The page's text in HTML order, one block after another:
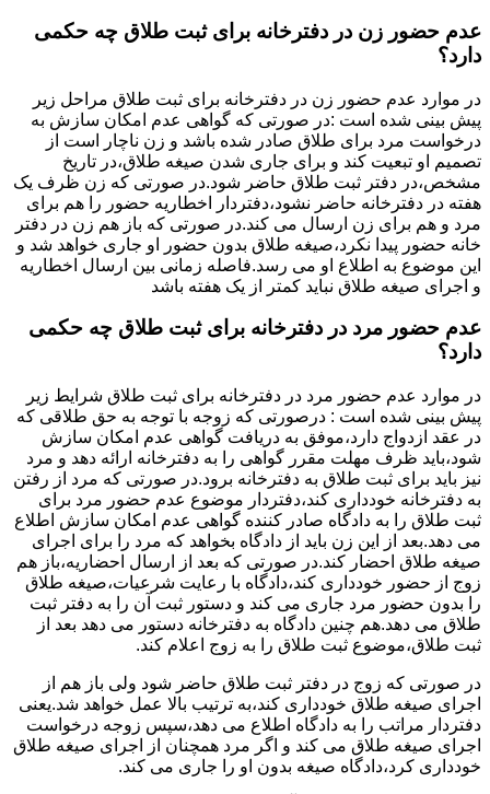
عدم حضور زن در دفترخانه برای ثبت طلاق چه حکمی
دارد؟
در موارد عدم حضور زن در دفترخانه برای ثبت طلاق مراحل زیر
پیش بینی شده است :در صورتی که گواهی عدم امکان سازش به
درخواست مرد برای طلاق صادر شده باشد و زن ناچار است از
تصمیم او تبعیت کند و برای جاری شدن صیغه طلاق،در تاریخ
مشخص،در دفتر ثبت طلاق حاضر شود.در صورتی که زن ظرف یک
هفته در دفترخانه حاضر نشود،دفتردار اخطاریه حضور را هم برای
مرد و هم برای زن ارسال می کند.در صورتی که باز هم زن در دفتر
خانه حضور پیدا نکرد،صیغه طلاق بدون حضور او جاری خواهد شد و
این موضوع به اطلاع او می رسد.فاصله زمانی بین ارسال اخطاریه
و اجرای صیغه طلاق نباید کمتر از یک هفته باشد
عدم حضور مرد در دفترخانه برای ثبت طلاق چه حکمی
دارد؟
در موارد عدم حضور مرد در دفترخانه برای ثبت طلاق شرایط زیر
پیش بینی شده است : درصورتی که زوجه با توجه به حق طلاقی که
در عقد ازدواج دارد،موفق به دریافت گواهی عدم امکان سازش
شود،باید ظرف مهلت مقرر گواهی را به دفترخانه ارائه دهد و مرد
نیز باید برای ثبت طلاق به دفترخانه برود.در صورتی که مرد از رفتن
به دفترخانه خودداری کند،دفتردار موضوع عدم حضور مرد برای
ثبت طلاق را به دادگاه صادر کننده گواهی عدم امکان سازش اطلاع
می دهد.بعد از این زن باید از دادگاه بخواهد که مرد را برای اجرای
صیغه طلاق احضار کند.در صورتی که بعد از ارسال احضاریه،باز هم
زوج از حضور خودداری کند،دادگاه با رعایت شرعیات،صیغه طلاق
را بدون حضور مرد جاری می کند و دستور ثبت آن را به دفتر ثبت
طلاق می دهد.هم چنین دادگاه به دفترخانه دستور می دهد بعد از
ثبت طلاق،موضوع ثبت طلاق را به زوج اعلام کند.
در صورتی که زوج در دفتر ثبت طلاق حاضر شود ولی باز هم از
اجرای صیغه طلاق خودداری کند،به ترتیب بالا عمل خواهد شد.یعنی
دفتردار مراتب را به دادگاه اطلاع می دهد،سپس زوجه درخواست
اجرای صیغه طلاق می کند و اگر مرد همچنان از اجرای صیغه طلاق
خودداری کرد،دادگاه صیغه بدون او را جاری می کند.